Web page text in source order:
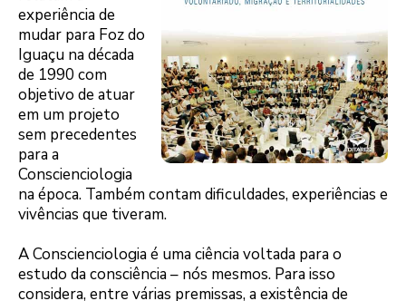
experiência de
mudar para Foz do
Iguaçu na década
de 1990 com
objetivo de atuar
em um projeto
sem precedentes
para a
Conscienciologia
na época. Também contam dificuldades, experiências e
vivências que tiveram.
A Conscienciologia é uma ciência voltada para o
estudo da consciência – nós mesmos. Para isso
considera, entre várias premissas, a existência de